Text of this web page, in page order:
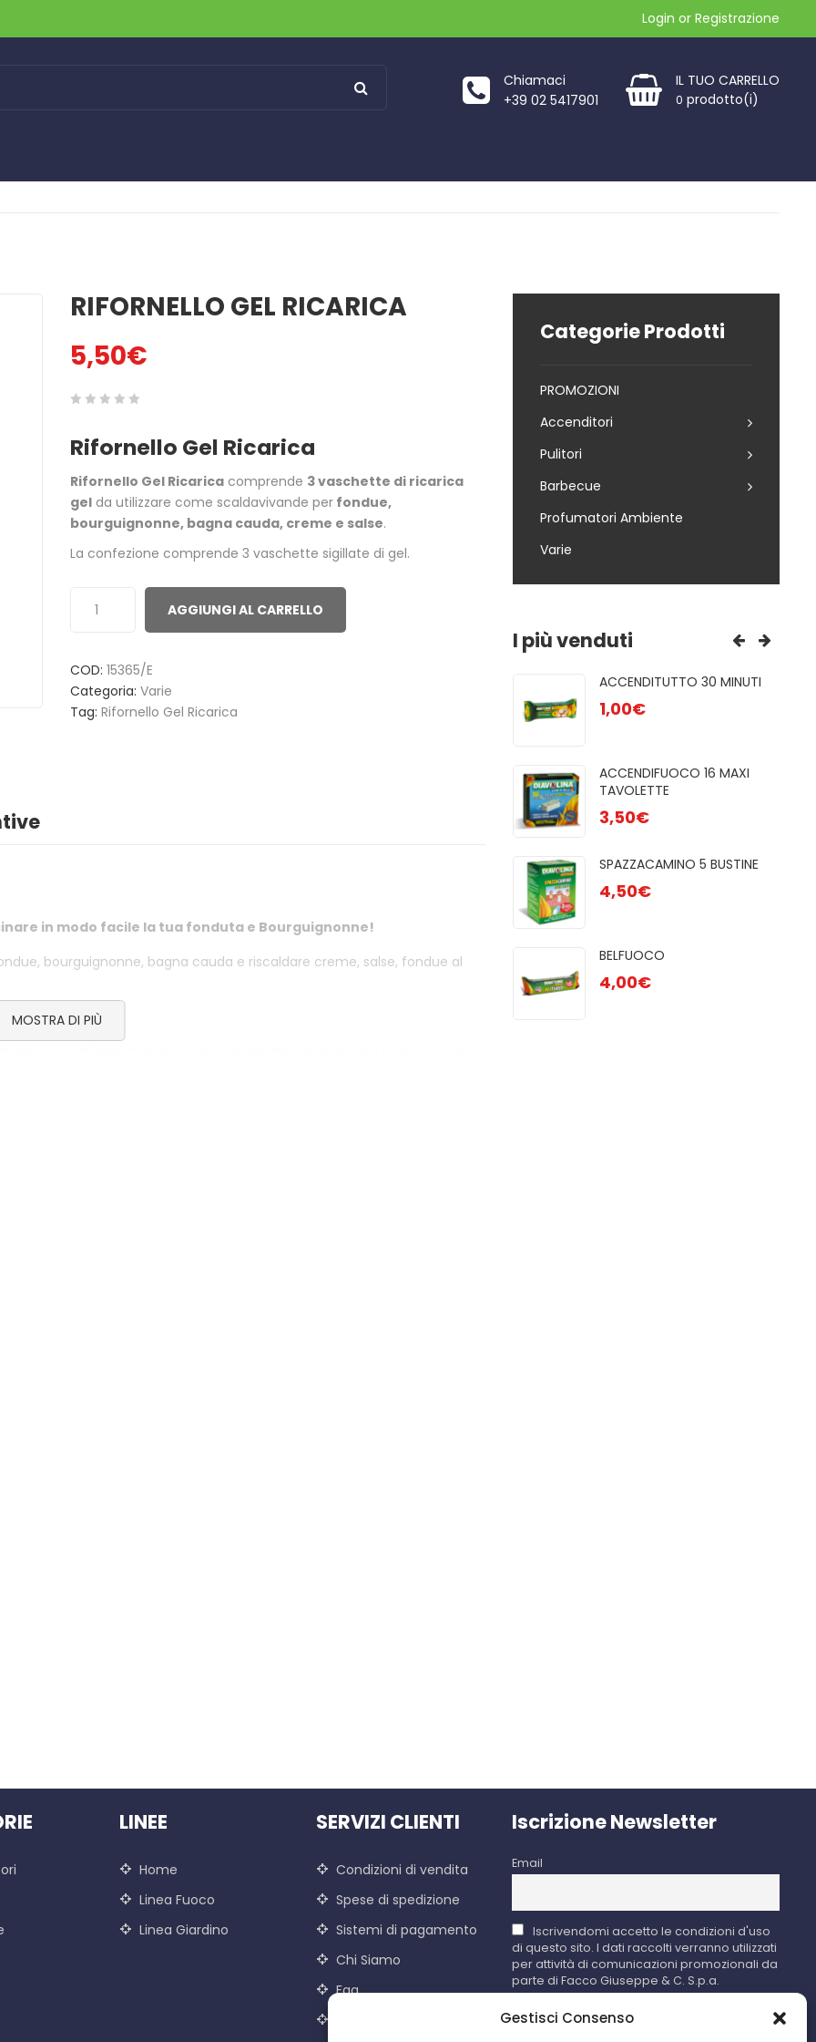
Gestisci Consenso
Login or Registrazione
Chiamaci
+39 02 5417901
IL TUO CARRELLO
0 prodotto(i)
RIFORNELLO GEL RICARICA
5,50€
out
based
on
customer
ratings
Rifornello Gel Ricarica
Rifornello Gel Ricarica comprende 3 vaschette di ricarica
gel da utilizzare come scaldavivande per fondue,
bourguignonne, bagna cauda, creme e salse.
La confezione comprende 3 vaschette sigillate di gel.
AGGIUNGI AL CARRELLO
COD:15365/E
Categoria:Varie
Tag:Rifornello Gel Ricarica
in modo facile la tua fonduta e Bourguignonne!
bourguignonne, bagna cauda e riscaldare creme, salse, fondue al
MOSTRA DI PIÙ
Categorie Prodotti
PROMOZIONI
Accenditori
Pulitori
Barbecue
Profumatori Ambiente
Varie
I più venduti
ACCENDITUTTO 30 MINUTI
1,00 €
BELFUOCO
ACCENDIFUOCO
ECOLOGICO 28pz
ACCENDITUTTO 30 MINUTI
1,00€
ACCENDIFUOCO 16 MAXI
TAVOLETTE
3,50€
SPAZZACAMINO 5 BUSTINE
4,50€
BELFUOCO
4,00€
LINEE
Home
Linea Fuoco
Linea Giardino
SERVIZI CLIENTI
Condizioni di vendita
Spese di spedizione
Sistemi di pagamento
Chi Siamo
Faq
Iscrizione Newsletter
Email
Iscrivendomi accetto le condizioni d'uso
di questo sito. I dati raccolti verranno utilizzati
per attività di comunicazioni promozionali da
parte di Facco Giuseppe & C. S.p.a.